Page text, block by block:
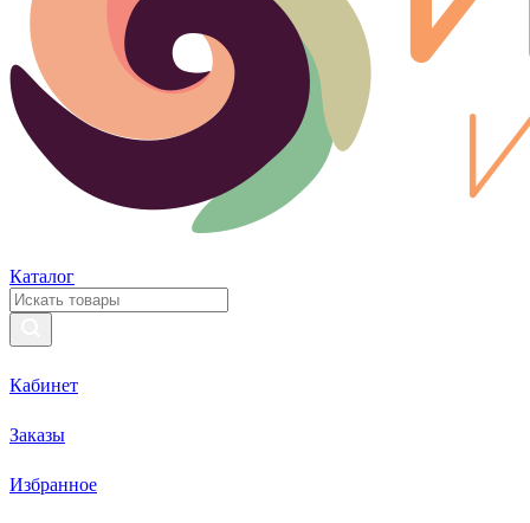
Каталог
Кабинет
Заказы
Избранное